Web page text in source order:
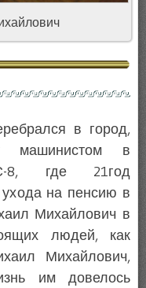
в город,
машинистом в
8, где 21год
на пенсию в
Михайлович в
людей, как
Михайлович,
им довелось